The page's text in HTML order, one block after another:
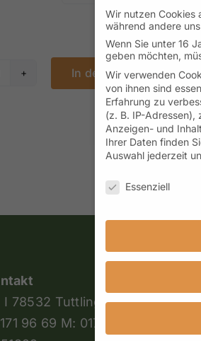
In den Warenkorb
78532 Tuttlingen
96 69 M: 0176-
Wir nutzen Cookies
während andere
Wenn Sie unter 16
geben möchten,
Wir verwenden
von ihnen sind
Erfahrung zu
(z. B. IP-Adressen),
Anzeigen- und
Ihrer Daten finden
Auswahl jederzeit
Essenziell